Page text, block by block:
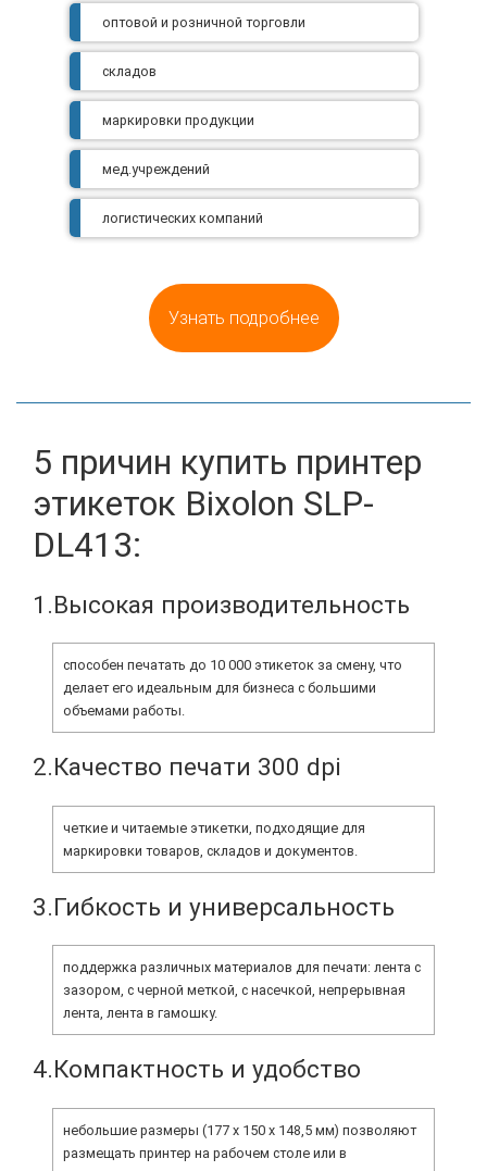
оптовой и розничной торговли
складов
маркировки продукции
мед.учреждений
логистических компаний
Узнать подробнее
5 причин купить принтер
этикеток Bixolon SLP-
DL413:
1.Высокая производительность
способен печатать до 10 000 этикеток за смену, что
делает его идеальным для бизнеса с большими
объемами работы.
2.Качество печати 300 dpi
четкие и читаемые этикетки, подходящие для
маркировки товаров, складов и документов.
3.Гибкость и универсальность
поддержка различных материалов для печати: лента с
зазором, с черной меткой, с насечкой, непрерывная
лента, лента в гамошку.
4.Компактность и удобство
небольшие размеры (177 x 150 x 148,5 мм) позволяют
размещать принтер на рабочем столе или в